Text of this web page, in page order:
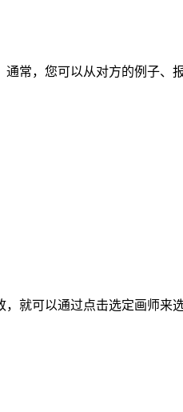
常，您可以从对方的例子、
可以通过点击选定画师来选